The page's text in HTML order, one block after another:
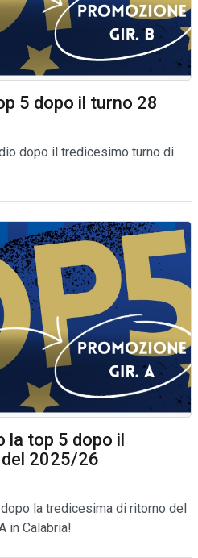
5 dopo il turno 28
dopo il tredicesimo turno di
la top 5 dopo il
2025/26
la tredicesima di ritorno del
in Calabria!